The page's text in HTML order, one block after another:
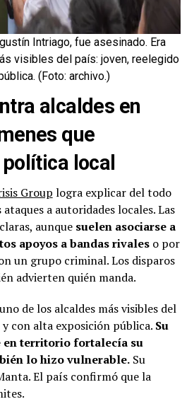
Intriago, fue asesinado. Era
visibles del país: joven, reelegido
(Foto: archivo.)
alcaldes en
que
local
Group logra explicar del todo
a autoridades locales. Las
aunque suelen asociarse a
apoyos a bandas rivales o por
un grupo criminal. Los disparos
advierten quién manda.
de los alcaldes más visibles del
con alta exposición pública. Su
en territorio fortalecía su
lo hizo vulnerable.Su
El país confirmó que la